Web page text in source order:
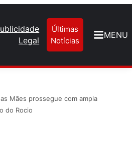
Legal
Últimas
Notícias
MENU
Mães prossegue com ampla
do Rocio